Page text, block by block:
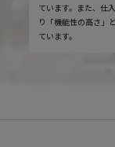
ています。また、仕
り「機能性の高さ」
ています。